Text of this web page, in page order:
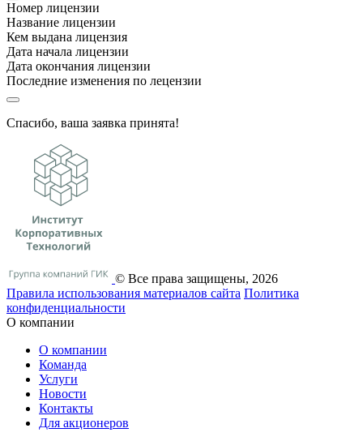
Номер лицензии
Название лицензии
Кем выдана лицензия
Дата начала лицензии
Дата окончания лицензии
Последние изменения по лецензии
Спасибо, ваша заявка принята!
© Все права защищены, 2026
Правила использования материалов сайта Политика
конфиденциальности
О компании
О компании
Команда
Услуги
Новости
Контакты
Для акционеров